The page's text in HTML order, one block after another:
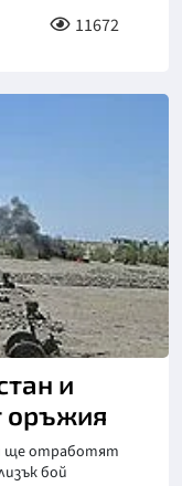
11672
и
оръжия
ще отработят
бой